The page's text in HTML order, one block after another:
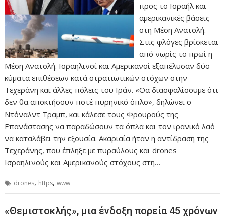
προς το Ισραήλ και
αμερικανικές βάσεις
στη Μέση Ανατολή.
Στις φλόγες βρίσκεται
από νωρίς το πρωί η
Μέση Ανατολή. Ισραηλινοί και Αμερικανοί εξαπέλυσαν δύο
κύματα επιθέσεων κατά στρατιωτικών στόχων στην
Τεχεράνη και άλλες πόλεις του Ιράν. «Θα διασφαλίσουμε ότι
δεν θα αποκτήσουν ποτέ πυρηνικό όπλο», δηλώνει ο
Ντόναλντ Τραμπ, και κάλεσε τους Φρουρούς της
Επανάστασης να παραδώσουν τα όπλα και τον ιρανικό λαό
να καταλάβει την εξουσία. Ακαριαία ήταν η αντίδραση της
Τεχεράνης, που έπληξε με πυραύλους και drones
Ισραηλινούς και Αμερικανούς στόχους στη…
drones, https,www
«Θεμιστοκλής», μια ένδοξη πορεία 45 χρόνων